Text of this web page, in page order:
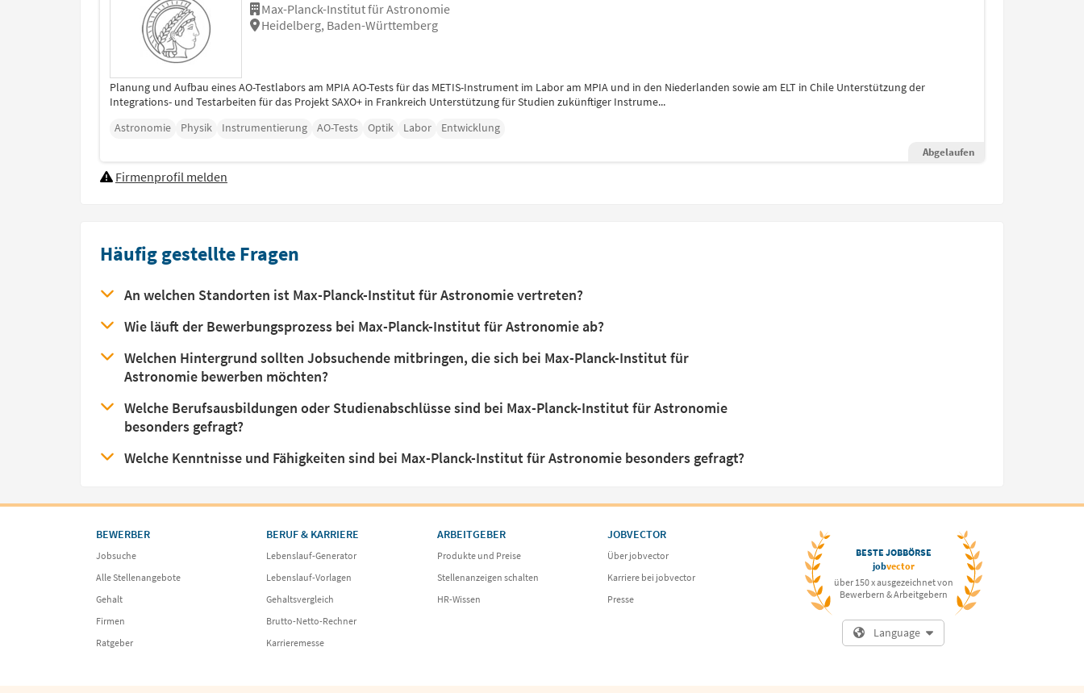
Max-Planck-Institut für Astronomie
Heidelberg, Baden-Württemberg
Planung und Aufbau eines AO-Testlabors am MPIA AO-Tests für das METIS-Instrument im Labor am MPIA und in den Niederlanden sowie am ELT in Chile Unterstützung der
Integrations- und Testarbeiten für das Projekt SAXO+ in Frankreich Unterstützung für Studien zukünftiger Instrume...
Astronomie
Physik Instrumentierung AO-Tests Optik Labor Entwicklung
Abgelaufen
Firmenprofil melden
Häufig gestellte Fragen
An welchen Standorten ist Max-Planck-Institut für Astronomie vertreten?
Wie läuft der Bewerbungsprozess bei Max-Planck-Institut für Astronomie ab?
Welchen Hintergrund sollten Jobsuchende mitbringen, die sich bei Max-Planck-Institut für
Astronomie bewerben möchten?
Welche Berufsausbildungen oder Studienabschlüsse sind bei Max-Planck-Institut für Astronomie
besonders gefragt?
Welche Kenntnisse und Fähigkeiten sind bei Max-Planck-Institut für Astronomie besonders gefragt?
BEWERBER
Jobsuche
Alle Stellenangebote
Gehalt
Firmen
Ratgeber
BERUF & KARRIERE
Lebenslauf-Generator
Lebenslauf-Vorlagen
Gehaltsvergleich
Brutto-Netto-Rechner
Karrieremesse
ARBEITGEBER
Produkte und Preise
Stellenanzeigen schalten
HR-Wissen
JOBVECTOR
Über jobvector
Karriere bei jobvector
Presse
BESTE JOBBÖRSE
jobvector
über 150 x ausgezeichnet von
Bewerbern & Arbeitgebern
Language